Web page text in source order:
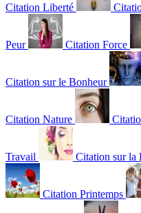
Citation Liberté
Peur Citation Force
Citation sur le Bonheur
Citation Nature
Travail Citation sur la
Citation Printemps